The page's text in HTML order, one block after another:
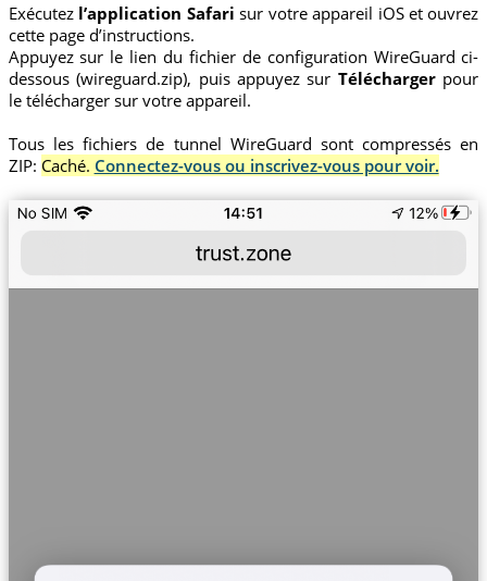
Exécutez l’application Safari sur votre appareil iOS et ouvrez
cette page d’instructions.
Appuyez sur le lien du fichier de configuration WireGuard ci-
dessous (wireguard.zip), puis appuyez sur Téléchargerpour
le télécharger sur votre appareil.
Tous les fichiers de tunnel WireGuard sont compressés en
ZIP: Caché. Connectez-vous ou inscrivez-vous pour voir.